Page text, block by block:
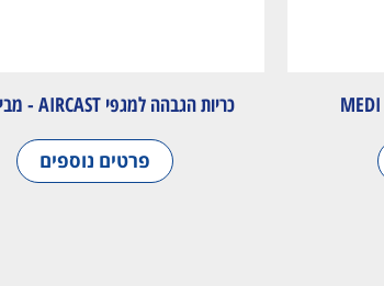
כריות הגבהה למגפי AIRCAST - מבית DJO
פרטים נוספים